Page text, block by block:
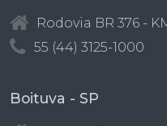
Rodovia BR 376 -
55 (44) 3125-1000
Boituva - SP